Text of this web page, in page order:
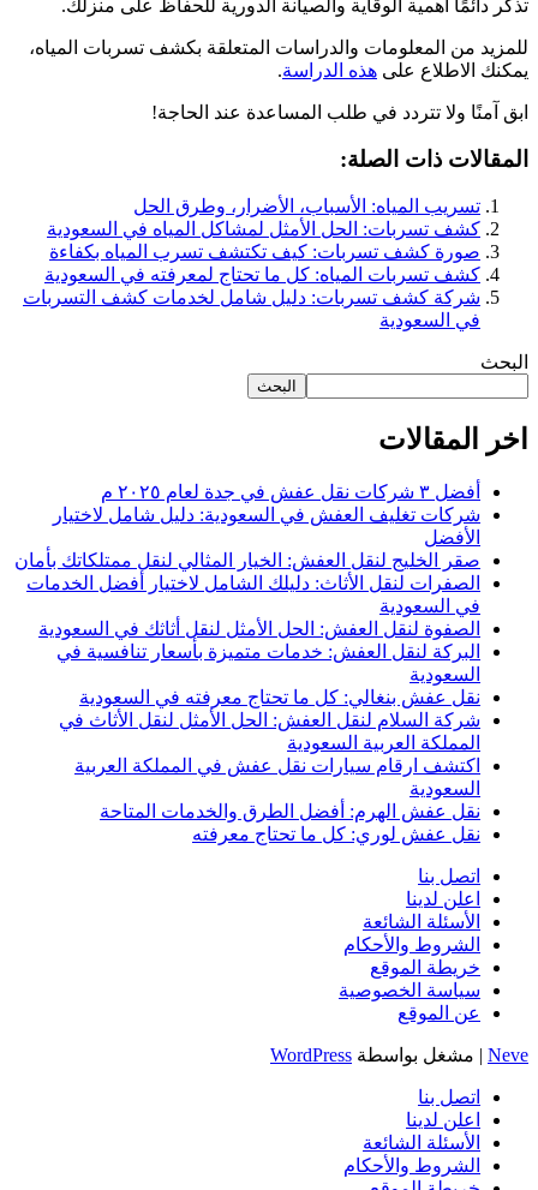
تذكر دائمًا أهمية الوقاية والصيانة الدورية للحفاظ على منزلك.
للمزيد من المعلومات والدراسات المتعلقة بكشف تسربات المياه،
يمكنك الاطلاع على هذه الدراسة.
ابق آمنًا ولا تتردد في طلب المساعدة عند الحاجة!
المقالات ذات الصلة:
تسريب المياه: الأسباب، الأضرار، وطرق الحل
كشف تسربات: الحل الأمثل لمشاكل المياه في السعودية
صورة كشف تسربات: كيف تكتشف تسرب المياه بكفاءة
كشف تسربات المياه: كل ما تحتاج لمعرفته في السعودية
شركة كشف تسربات: دليل شامل لخدمات كشف التسربات
في السعودية
البحث
البحث
اخر المقالات
أفضل ٣ شركات نقل عفش في جدة لعام ٢٠٢٥ م
شركات تغليف العفش في السعودية: دليل شامل لاختيار
الأفضل
صقر الخليج لنقل العفش: الخيار المثالي لنقل ممتلكاتك بأمان
الصفرات لنقل الأثاث: دليلك الشامل لاختيار أفضل الخدمات
في السعودية
الصفوة لنقل العفش: الحل الأمثل لنقل أثاثك في السعودية
البركة لنقل العفش: خدمات متميزة بأسعار تنافسية في
السعودية
نقل عفش بنغالي: كل ما تحتاج معرفته في السعودية
شركة السلام لنقل العفش: الحل الأمثل لنقل الأثاث في
المملكة العربية السعودية
اكتشف ارقام سيارات نقل عفش في المملكة العربية
السعودية
نقل عفش الهرم: أفضل الطرق والخدمات المتاحة
نقل عفش لوري: كل ما تحتاج معرفته
اتصل بنا
اعلن لدينا
الأسئلة الشائعة
الشروط والأحكام
خريطة الموقع
سياسة الخصوصية
عن الموقع
Neve | مشغل بواسطة WordPress
اتصل بنا
اعلن لدينا
الأسئلة الشائعة
الشروط والأحكام